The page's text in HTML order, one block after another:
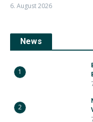
6. August 2026
News
1
2